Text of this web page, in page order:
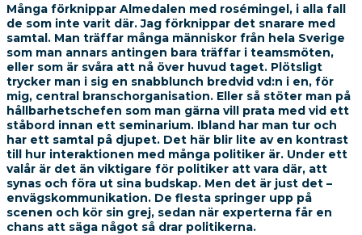
Många förknippar Almedalen med rosémingel, i alla fall
de som inte varit där. Jag förknippar det snarare med
samtal. Man träffar många människor från hela Sverige
som man annars antingen bara träffar i teamsmöten,
eller som är svåra att nå över huvud taget. Plötsligt
trycker man i sig en snabblunch bredvid vd:n i en, för
mig, central branschorganisation. Eller så stöter man på
hållbarhetschefen som man gärna vill prata med vid ett
ståbord innan ett seminarium. Ibland har man tur och
har ett samtal på djupet. Det här blir lite av en kontrast
till hur interaktionen med många politiker är. Under ett
valår är det än viktigare för politiker att vara där, att
synas och föra ut sina budskap. Men det är just det –
envägskommunikation. De flesta springer upp på
scenen och kör sin grej, sedan när experterna får en
chans att säga något så drar politikerna.